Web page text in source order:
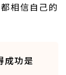
相信自己的
成功是